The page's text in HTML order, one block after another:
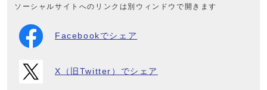
ソーシャルサイトへのリンクは別ウィンドウで開きます
Facebookでシェア
X（旧Twitter）でシェア